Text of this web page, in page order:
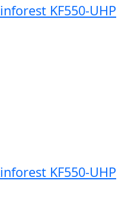
KF550-UHP
KF550-UHP